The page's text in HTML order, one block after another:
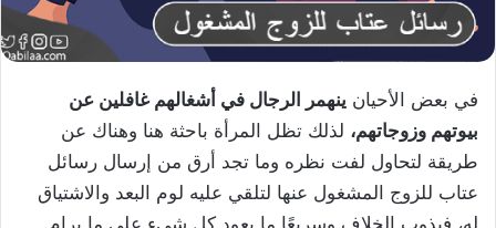
في بعض الأحيان ينهمر الرجال في أشغالهم غافلين عن
بيوتهم وزوجاتهم، لذلك تظل المرأة باحثة هنا وهناك عن
طريقة لتحاول لفت نظره وما تجد أرق من إرسال رسائل
عتاب للزوج المشغول عنها لتلقي عليه لوم البعد والاشتياق